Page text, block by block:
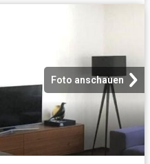
Foto anschauen